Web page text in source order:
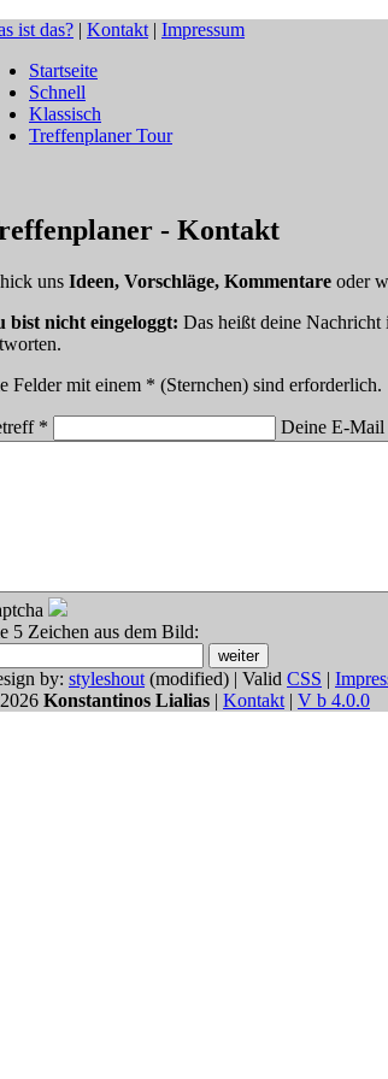
ist das? | Kontakt | Impressum
Startseite
Schnell
Klassisch
Treffenplaner Tour
- Kontakt
uns Ideen, Vorschläge, Kommentare oder
bist nicht eingeloggt: Das heißt deine Nachricht
Felder mit einem * (Sternchen) sind erforderlich.
* Deine E-Mail
5 Zeichen aus dem Bild:
by: styleshout (modified) | Valid CSS |
Konstantinos Lialias | Kontakt | V b 4.0.0